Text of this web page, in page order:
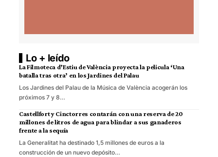
Lo + leído
La Filmoteca d’Estiu de València proyecta la pelicula ‘Una
batalla tras otra’ en los Jardines del Palau
Los Jardines del Palau de la Música de València acogerán los
próximos 7 y 8…
Castellfort y Cinctorres contarán con una reserva de 20
millones de litros de agua para blindar a sus ganaderos
frente a la sequía
La Generalitat ha destinado 1,5 millones de euros a la
construcción de un nuevo depósito…